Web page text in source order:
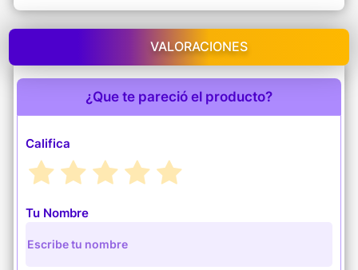
VALORACIONES
¿Que te pareció el producto?
Califica
Tu Nombre